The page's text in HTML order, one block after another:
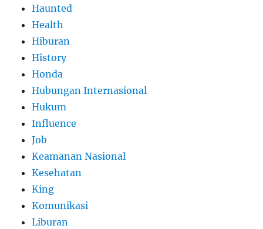
Haunted
Health
Hiburan
History
Honda
Hubungan Internasional
Hukum
Influence
Job
Keamanan Nasional
Kesehatan
King
Komunikasi
Liburan